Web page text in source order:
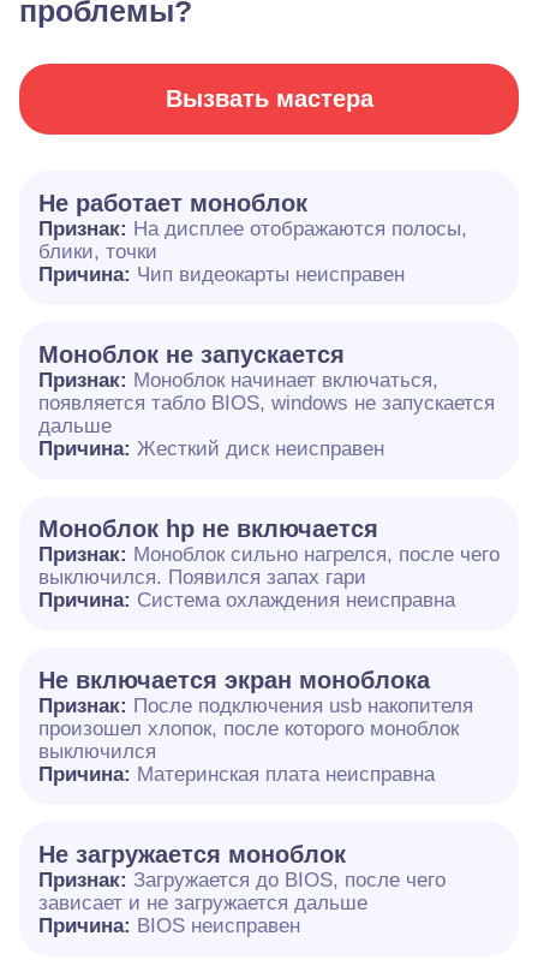
проблемы?
Вызвать мастера
Не работает моноблок
Признак: На дисплее отображаются полосы,
блики, точки
Причина: Чип видеокарты неисправен
Моноблок не запускается
Признак: Моноблок начинает включаться,
появляется табло BIOS, windows не запускается
дальше
Причина: Жесткий диск неисправен
Моноблок hp не включается
Признак: Моноблок сильно нагрелся, после чего
выключился. Появился запах гари
Причина: Система охлаждения неисправна
Не включается экран моноблока
Признак: После подключения usb накопителя
произошел хлопок, после которого моноблок
выключился
Причина: Материнская плата неисправна
Не загружается моноблок
Признак: Загружается до BIOS, после чего
зависает и не загружается дальше
Причина: BIOS неисправен